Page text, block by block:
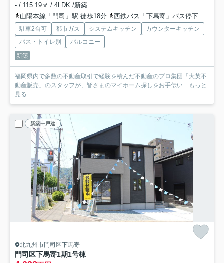
- / 115.19㎡ / 4LDK /新築
山陽本線「門司」駅 徒歩18分
西鉄バス「下馬寄」バス停下車 徒歩1分
駐車2台可 都市ガス システムキッチン
カウンターキッチン
バス・トイレ別
バルコニー
新築
福岡県内で多数の不動産取引で経験を積んだ不動産のプロ集団「大英不
動産販売」のスタッフが、皆さまのマイホーム探しをお手伝い... もっと
見る
新築一戸建
北九州市門司区下馬寄
門司区下馬寄1期1号棟